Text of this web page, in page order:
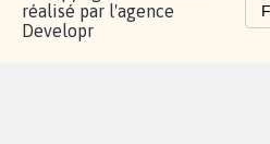
réalisé par l'agence
Developr